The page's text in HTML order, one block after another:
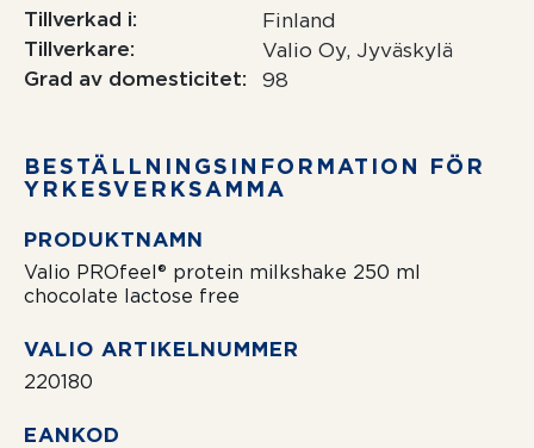
Tillverkad i
Finland
Tillverkare
Valio Oy, Jyväskylä
Grad av domesticitet
98
BESTÄLLNING­SIN­FOR­MATION FÖR
YRKESVERKSAMMA
PRODUKTNAMN
Valio PROfeel® protein milkshake 250 ml
chocolate lactose free
VALIO ARTIKELNUMMER
220180
EANKOD